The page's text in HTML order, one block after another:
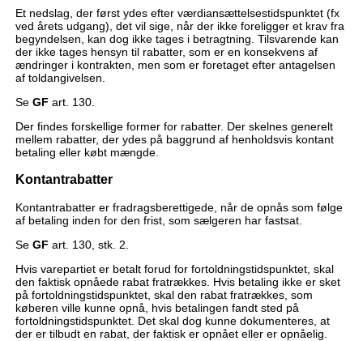
Et nedslag, der først ydes efter værdiansættelsestidspunktet (fx
ved årets udgang), det vil sige, når der ikke foreligger et krav fra
begyndelsen, kan dog ikke tages i betragtning. Tilsvarende kan
der ikke tages hensyn til rabatter, som er en konsekvens af
ændringer i kontrakten, men som er foretaget efter antagelsen
af toldangivelsen.
Se GF art. 130.
Der findes forskellige former for rabatter. Der skelnes generelt
mellem rabatter, der ydes på baggrund af henholdsvis kontant
betaling eller købt mængde.
Kontantrabatter
Kontantrabatter er fradragsberettigede, når de opnås som følge
af betaling inden for den frist, som sælgeren har fastsat.
Se GF art. 130, stk. 2.
Hvis varepartiet er betalt forud for fortoldningstidspunktet, skal
den faktisk opnåede rabat fratrækkes. Hvis betaling ikke er sket
på fortoldningstidspunktet, skal den rabat fratrækkes, som
køberen ville kunne opnå, hvis betalingen fandt sted på
fortoldningstidspunktet. Det skal dog kunne dokumenteres, at
der er tilbudt en rabat, der faktisk er opnået eller er opnåelig.